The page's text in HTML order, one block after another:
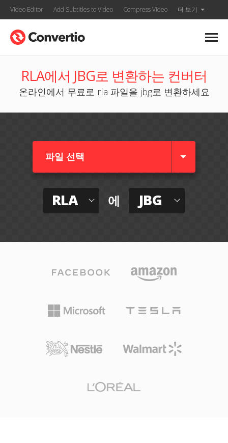
Video Editor Add Subtitles to Video Compress Video 더 보기
RLA에서 JBG로 변환하는 컨버터
온라인에서 무료로 rla 파일을 jbg로 변환하세요
파일 선택
RLA 에 JBG